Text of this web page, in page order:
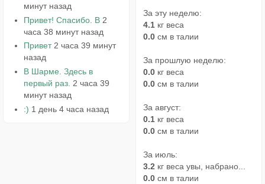
минут назад
Привет! Спасибо. В 2
часа 38 минут назад
Привет 2 часа 39 минут
назад
В Шарме. Здесь в
первый раз. 2 часа 39
минут назад
:) 1 день 4 часа назад
За эту неделю:
4.1 кг веса
0.0 см в талии
За прошлую неделю:
0.0 кг веса
0.0 см в талии
За август:
0.1 кг веса
0.0 см в талии
За июль:
3.2 кг веса увы, набрано...
0.0 см в талии